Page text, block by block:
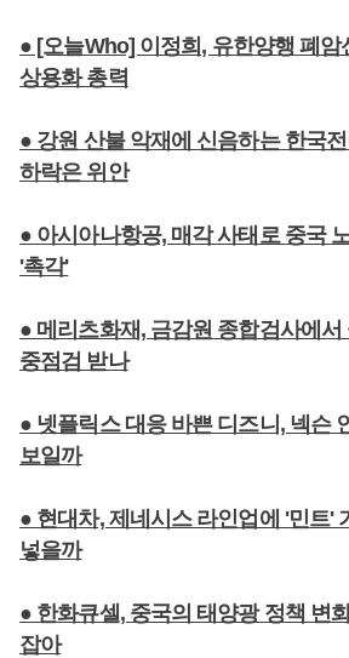
● [오늘Who] 이정희, 유한양행 폐암
상용화 총력
● 강원 산불 악재에 신음하는 한국
하락은 위안
● 아시아나항공, 매각 사태로 중국
'촉각'
● 메리츠화재, 금감원 종합검사에서
중점검 받나
● 넷플릭스 대응 바쁜 디즈니, 넥슨
보일까
● 현대차, 제네시스 라인업에 '민트'
넣을까
● 한화큐셀, 중국의 태양광 정책 변
잡아